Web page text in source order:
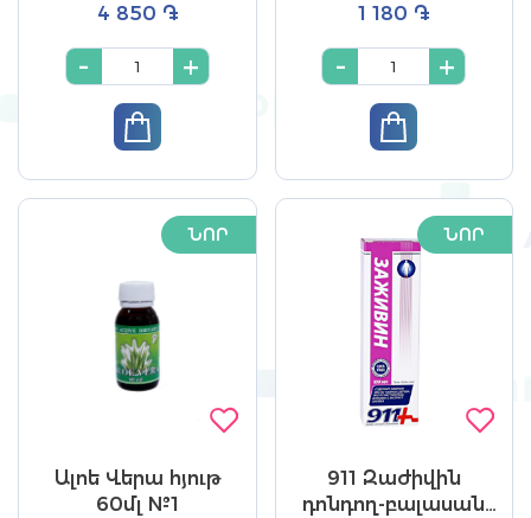
4 850 ֏
- +
1 180 ֏
- +
ՆՈՐ
Ալոե Վերա հյութ
60մլ №1
ՆՈՐ
911 Զաժիվին
դոնդող-բալասան